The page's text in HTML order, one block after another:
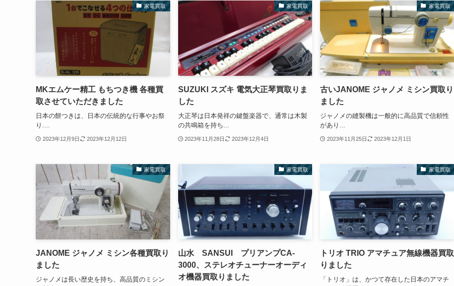
家電買取
MKエムケー精工 もちつき機 各種買
取させていただきました
日本の餅つきは、日本の伝統的な行事やお祭
り....
2023年12月9日 2023年12月12日
家電買取
SUZUKI スズキ 電気大正琴買取りま
した
大正琴は日本発祥の鍵盤楽器で、通常は木製
の共鳴箱を持ち...
2023年11月28日 2023年12月4日
家電買取
古いJANOME ジャノメ ミシン買取り
ました
ジャノメの縫製機は一般的に高品質で信頼性
があり...
2023年11月25日 2023年12月1日
家電買取
JANOME ジャノメ ミシン各種買取り
ました
ジャノメは長い歴史を持ち、高品質のミシン
家電買取
山水 SANSUI プリアンプCA-
3000、ステレオチューナーオーディ
オ機器買取りました
家電買取
トリオ TRIO アマチュア無線機器買取
りました
「トリオ」は、かつて存在した日本のアマチ